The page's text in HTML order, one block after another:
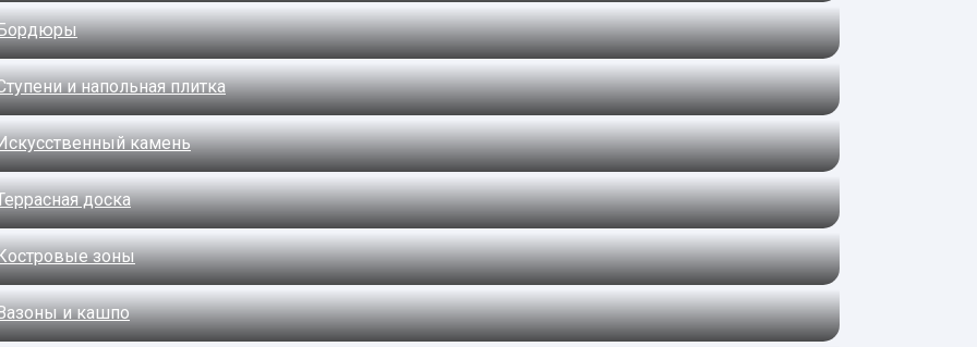
и напольная плитка
камень
доска
зоны
и кашпо